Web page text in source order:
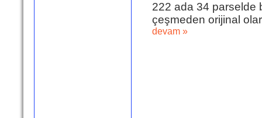
222 ada 34 parselde
çeşmeden orijinal
devam »